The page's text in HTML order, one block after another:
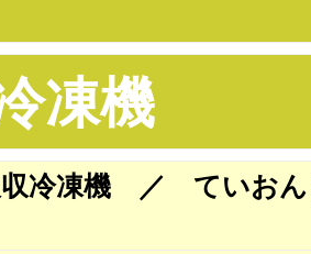
凍機
冷凍機 ／ ていおん